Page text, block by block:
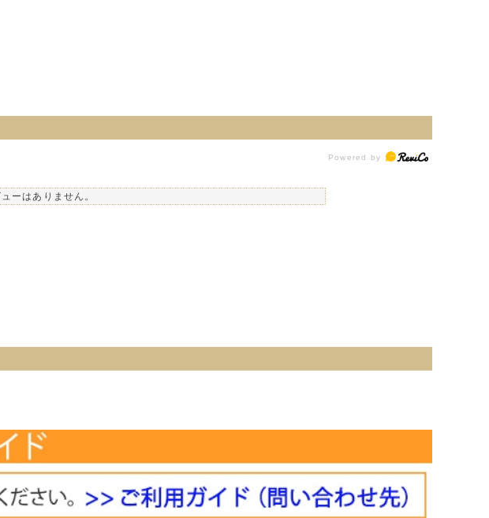
ーはありません。